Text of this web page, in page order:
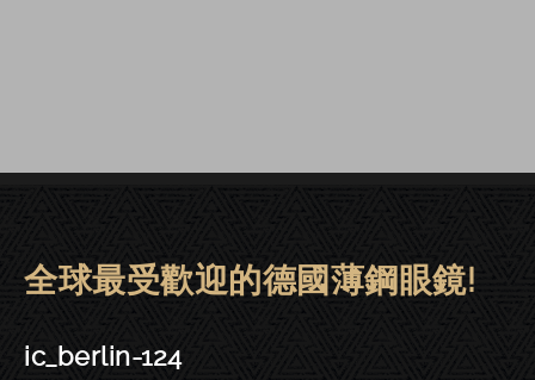
ic! berlin眼鏡 | 東門－ic_berlin-
全球最受歡迎的德國薄鋼眼鏡!
ic_berlin-124